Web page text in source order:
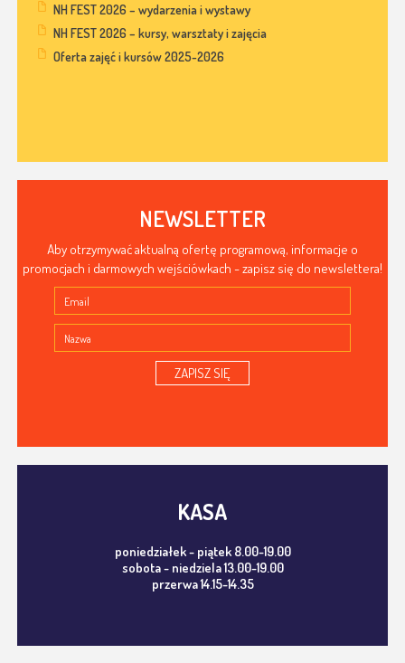
NH FEST 2026 – wydarzenia i wystawy
NH FEST 2026 – kursy, warsztaty i zajęcia
Oferta zajęć i kursów 2025-2026
NEWSLETTER
Aby otrzymywać aktualną ofertę programową, informacje o
promocjach i darmowych wejściówkach - zapisz się do newslettera!
ZAPISZ SIĘ
KASA
poniedziałek - piątek 8.00-19.00
sobota - niedziela 13.00-19.00
przerwa 14.15-14.35